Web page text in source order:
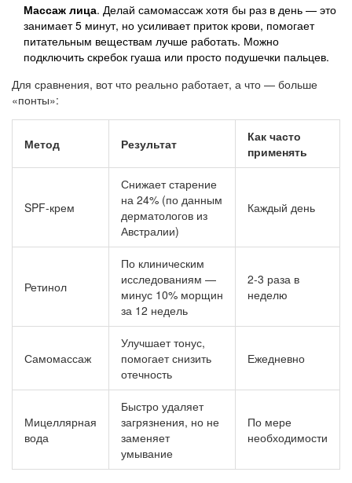
Массаж лица. Делай самомассаж хотя бы раз в день — это
занимает 5 минут, но усиливает приток крови, помогает
питательным веществам лучше работать. Можно
подключить скребок гуаша или просто подушечки пальцев.
Для сравнения, вот что реально работает, а что — больше
«понты»:
Метод Результат
Как часто
применять
SPF-крем
Снижает старение
на 24% (по данным
дерматологов из
Австралии)
Каждый день
Ретинол
По клиническим
исследованиям —
минус 10% морщин
за 12 недель
2-3 раза в
неделю
Самомассаж
Улучшает тонус,
помогает снизить
отечность
Ежедневно
Мицеллярная
вода
Быстро удаляет
загрязнения, но не
заменяет
умывание
По мере
необходимости